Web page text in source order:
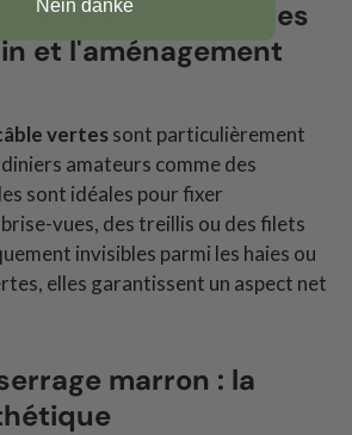
câble vertes : Idéales
et l'aménagement
vertessont particulièrement
amateurs comme des
sont idéales pour fixer
vues, des treillis ou des filets
invisibles parmi les haies ou
elles garantissent un aspect net
marron : la
Nein danke